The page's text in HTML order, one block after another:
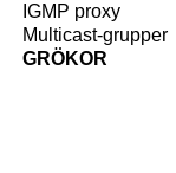
IGMP proxy
Multicast-grupper
GRÖKOR